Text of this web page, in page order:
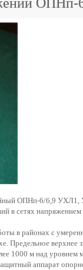
ОПНп-6/6,9 УХЛ1,
в сетях
в районах с
Предельное
1000 м над уровнем
аппарат